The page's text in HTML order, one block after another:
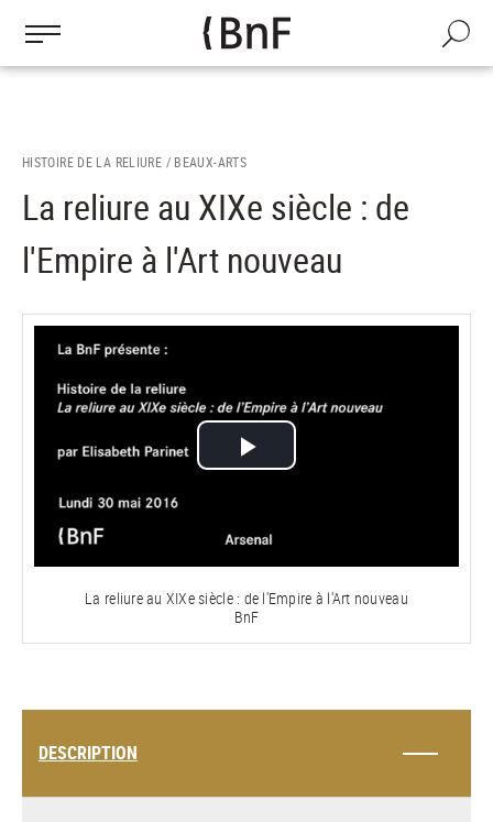
contenu
Recherche
HISTOIRE DE LA RELIURE / BEAUX-ARTS
La reliure au XIXe siècle : de
l'Empire à l'Art nouveau
Play
La reliure au XIXe siècle : de l'Empire à l'Art nouveau
BnF
DESCRIPTION